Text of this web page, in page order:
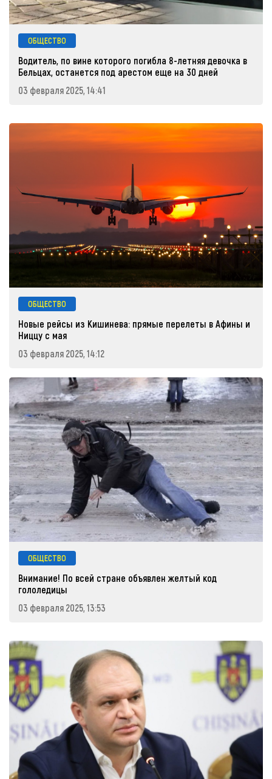
ОБЩЕСТВО
Водитель, по вине которого погибла 8-летняя девочка в
Бельцах, останется под арестом еще на 30 дней
03 февраля 2025, 14:41
ОБЩЕСТВО
Новые рейсы из Кишинева: прямые перелеты в Афины и
Ниццу с мая
03 февраля 2025, 14:12
ОБЩЕСТВО
Внимание! По всей стране объявлен желтый код
гололедицы
03 февраля 2025, 13:53